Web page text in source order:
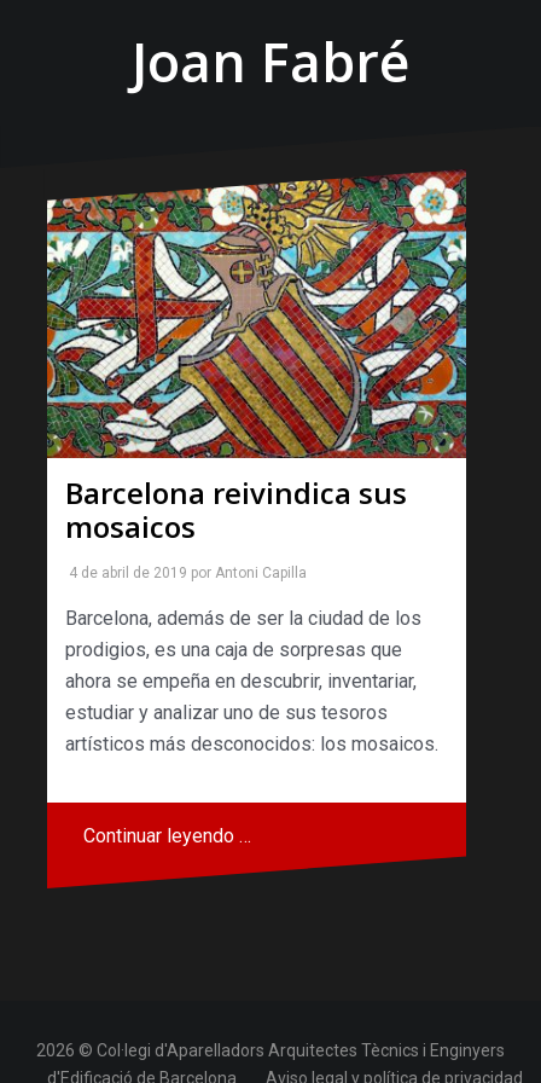
Joan Fabré
Barcelona reivindica sus
mosaicos
4 de abril de 2019 por Antoni Capilla
Barcelona, ​​además de ser la ciudad de los
prodigios, es una caja de sorpresas que
ahora se empeña en descubrir, inventariar,
estudiar y analizar uno de sus tesoros
artísticos más desconocidos: los mosaicos.
Continuar leyendo …
2026 © Col·legi d'Aparelladors Arquitectes Tècnics i Enginyers
d'Edificació de Barcelona
Aviso legal y política de privacidad